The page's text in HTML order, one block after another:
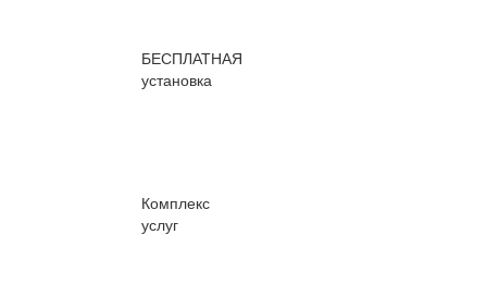
БЕСПЛАТНАЯ
установка
Комплекс
услуг